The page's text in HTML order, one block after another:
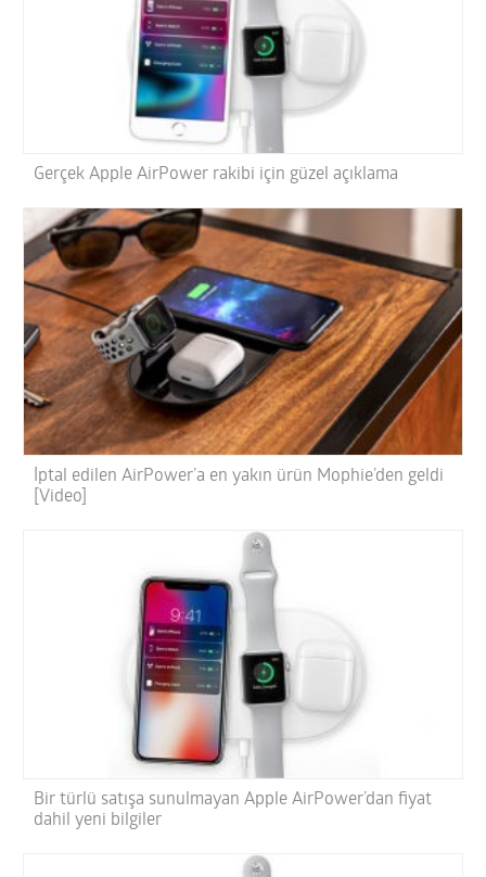
Gerçek Apple AirPower rakibi için güzel açıklama
İptal edilen AirPower’a en yakın ürün Mophie’den geldi
[Video]
Bir türlü satışa sunulmayan Apple AirPower’dan fiyat
dahil yeni bilgiler